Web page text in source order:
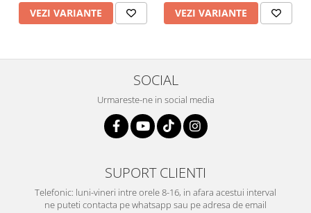
VEZI VARIANTE VEZI VARIANTE
SOCIAL
Urmareste-ne in social media
SUPORT CLIENTI
Telefonic: luni-vineri intre orele 8-16, in afara acestui interval
ne puteti contacta pe whatsapp sau pe adresa de email